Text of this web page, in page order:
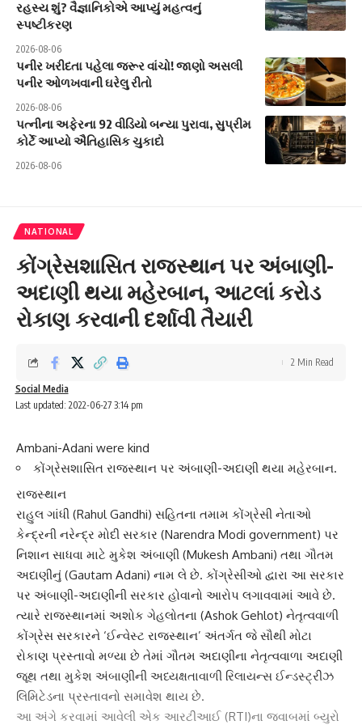
રહસ્ય શું? વૈજ્ઞાનિકોએ આપ્યું મહત્વનું
સ્પષ્ટીકરણ
2026-08-06
પનીર ખરીદતા પહેલા જરૂર વાંચો! જાણો અસલી
પનીર ઓળખવાની ઘરેલુ રીતો
2026-08-06
પત્નીના અફેરના 92 વીડિયો બન્યા પુરાવા, સુપ્રીમ
કોર્ટે આપ્યો ઐતિહાસિક ચુકાદો
2026-08-06
NATIONAL
કોંગ્રેસશાસિત રાજસ્થાન પર અંબાણી-
અદાણી થયા મહેરબાન, આટલાં કરોડ
રોકાણ કરવાની દર્શાવી તૈયારી
Last updated: 2022-06-27 3:14 pm
Social Media
2 Min Read
Ambani-Adani were kind
કોંગ્રેસશાસિત રાજસ્થાન પર અંબાણી-અદાણી થયા મહેરબાન.
રાજસ્થાન
રાહુલ ગાંધી (Rahul Gandhi) સહિતના તમામ કોંગ્રેસી નેતાઓ
કેન્દ્રની નરેન્દ્ર મોદી સરકાર (Narendra Modi government) પર
નિશાન સાધવા માટે મુકેશ અંબાણી (Mukesh Ambani) તથા ગૌતમ
અદાણીનું (Gautam Adani) નામ લે છે. કોંગ્રેસીઓ દ્વારા આ સરકાર
પર અંબાણી-અદાણીની સરકાર હોવાનો આરોપ લગાવવામાં આવે છે.
ત્યારે રાજસ્થાનમાં અશોક ગેહલોતના (Ashok Gehlot) નેતૃત્વવાળી
કોંગ્રેસ સરકારને ‘ઈન્વેસ્ટ રાજસ્થાન’ અંતર્ગત જે સૌથી મોટા
રોકાણ પ્રસ્તાવો મળ્યા છે તેમાં ગૌતમ અદાણીના નેતૃત્વવાળા અદાણી
જૂથ તથા મુકેશ અંબાણીની અધ્યક્ષતાવાળી રિલાયન્સ ઈન્ડસ્ટ્રીઝ
લિમિટેડના પ્રસ્તાવનો સમાવેશ થાય છે.
આ અંગે કરવામાં આવેલી એક આરટીઆઈ (RTI)ના જવાબમાં બ્યુરો